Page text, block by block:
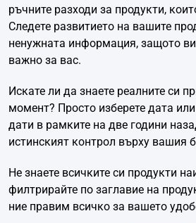
ръчните разходи за продукти,
Следете развитието на вашите
ненужната информация, защото
важно за вас.
Искате ли да знаете реалните си
момент? Просто изберете дата
дати в рамките на две години
истинският контрол върху вашия
Не знаете всичките си продукти
филтрирайте по заглавие на
ние правим всичко за вашето